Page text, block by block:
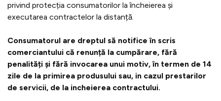
privind protecția consumatorilor la încheierea și
executarea contractelor la distanță.
Consumatorul are dreptul să notifice în scris
comerciantului că renunță la cumpărare, fără
penalități și fără invocarea unui motiv, în termen de 14
zile de la primirea produsului sau, in cazul prestarilor
de servicii, de la incheierea contractului.